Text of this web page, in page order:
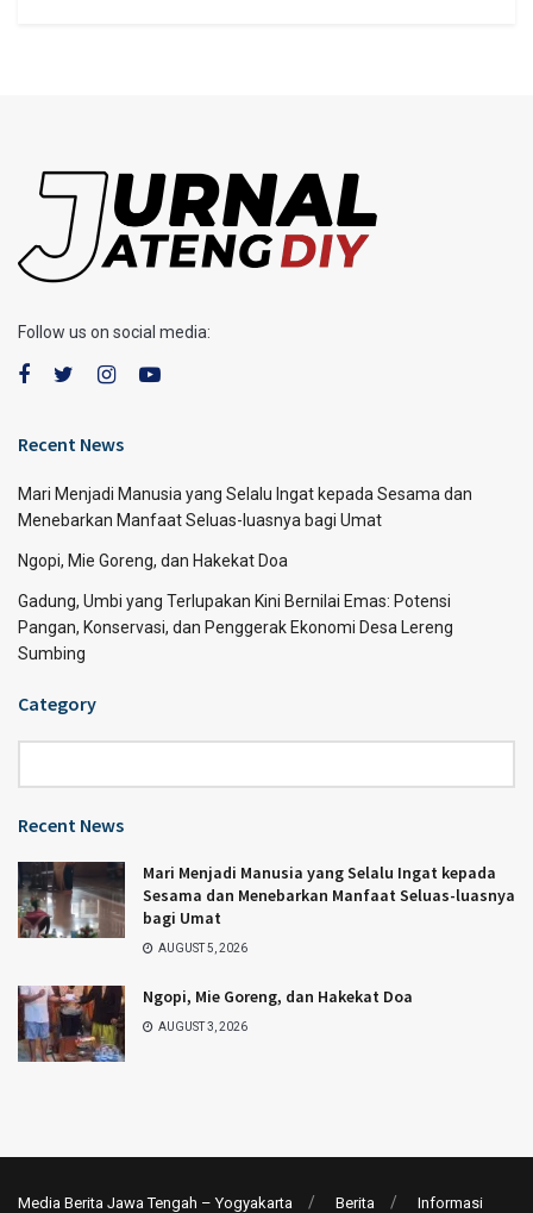
Follow us on social media:
Recent News
Mari Menjadi Manusia yang Selalu Ingat kepada Sesama dan
Menebarkan Manfaat Seluas-luasnya bagi Umat
Ngopi, Mie Goreng, dan Hakekat Doa
Gadung, Umbi yang Terlupakan Kini Bernilai Emas: Potensi
Pangan, Konservasi, dan Penggerak Ekonomi Desa Lereng
Sumbing
Category
Recent News
Mari Menjadi Manusia yang Selalu Ingat kepada
Sesama dan Menebarkan Manfaat Seluas-luasnya
bagi Umat
AUGUST 5, 2026
Ngopi, Mie Goreng, dan Hakekat Doa
AUGUST 3, 2026
Media Berita Jawa Tengah – Yogyakarta Berita Informasi